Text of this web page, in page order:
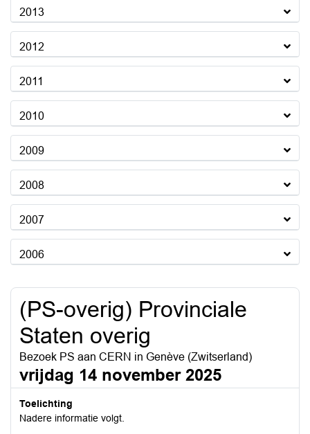
2013
2012
2011
2010
2009
2008
2007
2006
(PS-overig) Provinciale
Staten overig
Bezoek PS aan CERN in Genève (Zwitserland)
vrijdag 14 november 2025
Toelichting
Nadere informatie volgt.